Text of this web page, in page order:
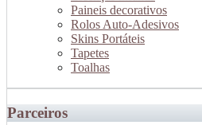
Paineis decorativos
Rolos Auto-Adesivos
Skins Portáteis
Tapetes
Toalhas
Parceiros